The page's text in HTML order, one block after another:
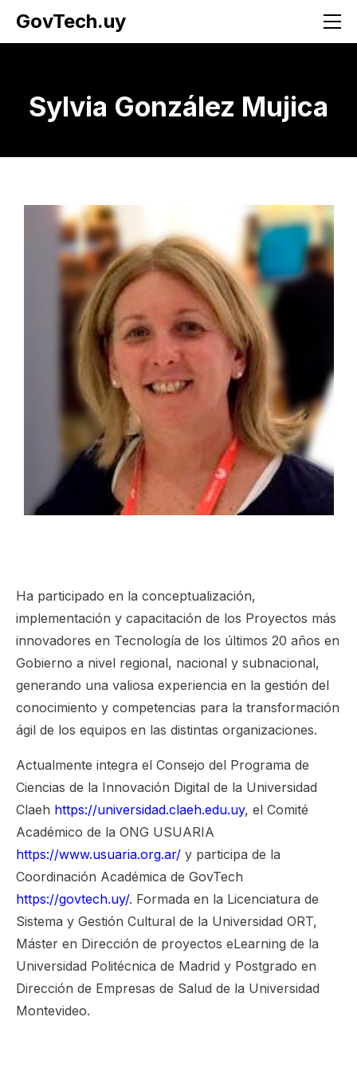
GovTech.uy
Sylvia González Mujica
Ha participado en la conceptualización,
implementación y capacitación de los Proyectos más
innovadores en Tecnología de los últimos 20 años en
Gobierno a nivel regional, nacional y subnacional,
generando una valiosa experiencia en la gestión del
conocimiento y competencias para la transformación
ágil de los equipos en las distintas organizaciones.
Actualmente integra el Consejo del Programa de
Ciencias de la Innovación Digital de la Universidad
Claeh https://universidad.claeh.edu.uy, el Comité
Académico de la ONG USUARIA
https://www.usuaria.org.ar/ y participa de la
Coordinación Académica de GovTech
https://govtech.uy/. Formada en la Licenciatura de
Sistema y Gestión Cultural de la Universidad ORT,
Máster en Dirección de proyectos eLearning de la
Universidad Politécnica de Madrid y Postgrado en
Dirección de Empresas de Salud de la Universidad
Montevideo.